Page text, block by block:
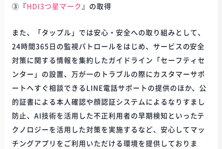
③『HDI3つ星マーク 』の取得
また、「タップル」では安心・安全への取り組みとして、
24時間365日の監視パトロールをはじめ、サービスの安全
対策に関する情報を集約したガイドライン「セーフティセ
ンター」の設置、万が一のトラブルの際にカスタマーサポ
ートへすぐ相談できるLINE電話サポートの提供のほか、公
的証書による本人確認や顔認証システムによるなりすまし
防止、AI技術を活用した不正利用者の早期検知といったテ
クノロジーを活用した対策を実施するなど、安心してマッ
チングアプリをご利用いただける環境を提供しておりま